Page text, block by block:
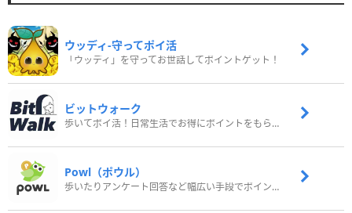
ウッディ‐守ってポイ活
「ウッディ」を守ってお世話してポイントゲット！
ビットウォーク
歩いてポイ活！日常生活でお得にポイントをもらおう
Powl（ポウル）
歩いたりアンケート回答など幅広い手段でポイントをゲット